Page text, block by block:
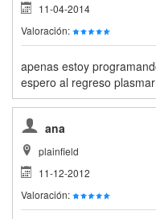
11-04-2014
Valoración:
apenas estoy
espero al regreso
ana
plainfield
11-12-2012
Valoración: